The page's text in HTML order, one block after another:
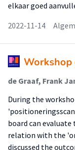
elkaar goed
2022-11-14
Workshop
During the
board can
relation with the
discussed the